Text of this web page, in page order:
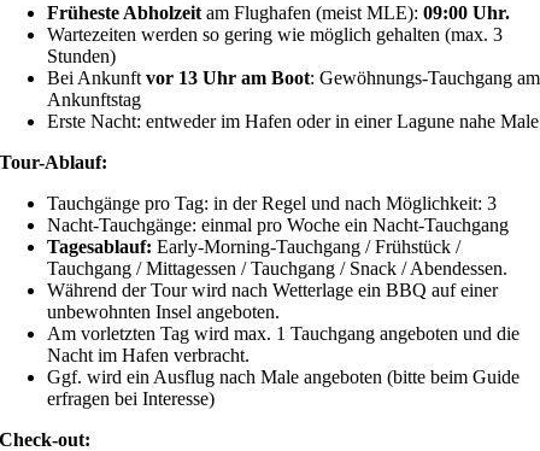
Früheste Abholzeit am Flughafen (meist MLE): 09:00 Uhr.
Wartezeiten werden so gering wie möglich gehalten (max. 3
Stunden)
Bei Ankunftvor 13 Uhr am Boot: Gewöhnungs-Tauchgang am
Ankunftstag
Erste Nacht: entweder im Hafen oder in einer Lagune nahe Male
Tour-Ablauf:
Tauchgänge pro Tag: in der Regel und nach Möglichkeit: 3
Nacht-Tauchgänge: einmal pro Woche ein Nacht-Tauchgang
Tagesablauf: Early-Morning-Tauchgang / Frühstück /
Tauchgang / Mittagessen / Tauchgang / Snack / Abendessen.
Während der Tour wird nach Wetterlage ein BBQ auf einer
unbewohnten Insel angeboten.
Am vorletzten Tag wird max. 1 Tauchgang angeboten und die
Nacht im Hafen verbracht.
Ggf. wird ein Ausflug nach Male angeboten (bitte beim Guide
erfragen bei Interesse)
Check-out: